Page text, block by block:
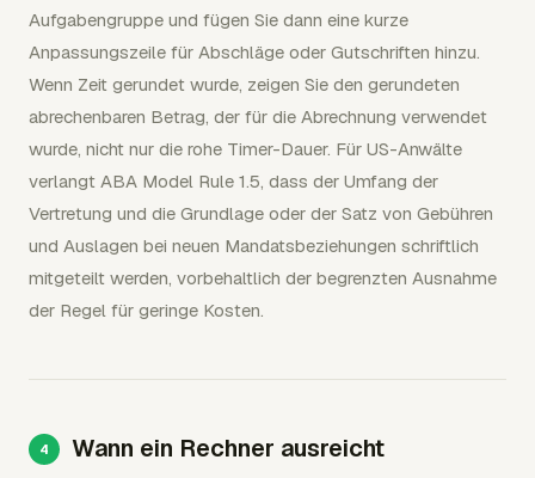
Aufgabengruppe und fügen Sie dann eine kurze
Anpassungszeile für Abschläge oder Gutschriften hinzu.
Wenn Zeit gerundet wurde, zeigen Sie den gerundeten
abrechenbaren Betrag, der für die Abrechnung verwendet
wurde, nicht nur die rohe Timer-Dauer. Für US-Anwälte
verlangt ABA Model Rule 1.5, dass der Umfang der
Vertretung und die Grundlage oder der Satz von Gebühren
und Auslagen bei neuen Mandatsbeziehungen schriftlich
mitgeteilt werden, vorbehaltlich der begrenzten Ausnahme
der Regel für geringe Kosten.
Wann ein Rechner ausreicht